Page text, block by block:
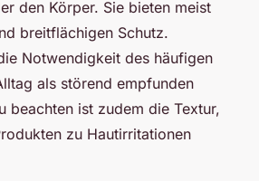
den Körper. Sie bieten meist
breitflächigen Schutz.
Notwendigkeit des häufigen
als störend empfunden
beachten ist zudem die Textur,
zu Hautirritationen